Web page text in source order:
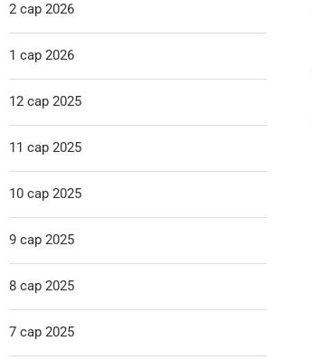
2 сар 2026
1 сар 2026
12 сар 2025
11 сар 2025
10 сар 2025
9 сар 2025
8 сар 2025
7 сар 2025